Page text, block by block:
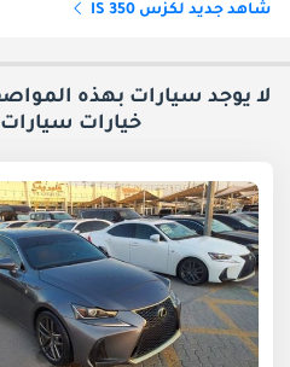
شاهد جديد لكزس IS 350
لا يوجد سيارات بهذه
خيارات